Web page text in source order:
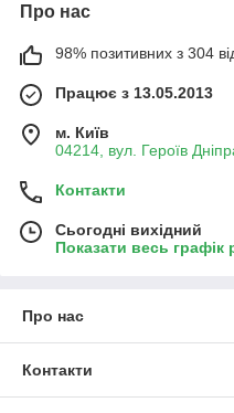
Про нас
98% позитивних з 304
Працює з 13.05.2013
м. Київ
04214, вул. Героїв
Контакти
Сьогодні вихідний
Показати весь графік
Про нас
Контакти